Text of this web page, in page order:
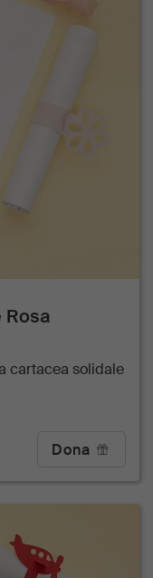
Rosa
cartacea solidale
Dona